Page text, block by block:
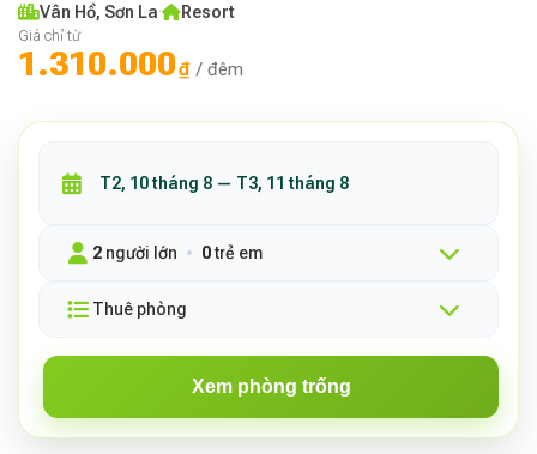
Vân Hồ, Sơn La· Resort
Giá chỉ từ
1.310.000₫ / đêm
2 người lớn 0trẻ em
Thuê phòng
Xem phòng trống